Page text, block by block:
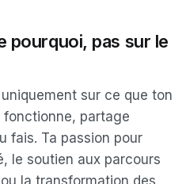
pourquoi, pas sur le
sur ce que ton
partage
fais. Ta passion pour
le soutien aux parcours
la transformation des